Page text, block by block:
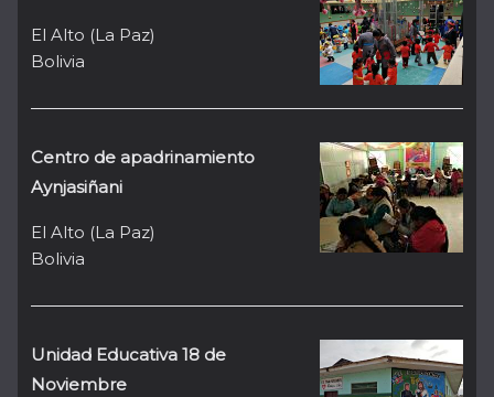
El Alto (La Paz)
Bolivia
Centro de apadrinamiento
Aynjasiñani
El Alto (La Paz)
Bolivia
Unidad Educativa 18 de
Noviembre